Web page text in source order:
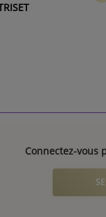
Connectez-vous